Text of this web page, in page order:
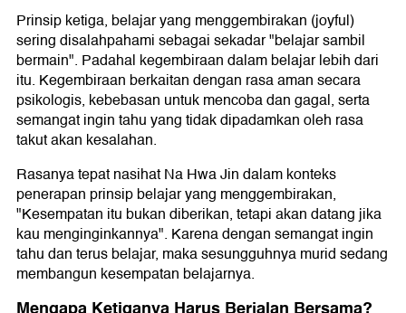
Prinsip ketiga, belajar yang menggembirakan (joyful)
sering disalahpahami sebagai sekadar "belajar sambil
bermain". Padahal kegembiraan dalam belajar lebih dari
itu. Kegembiraan berkaitan dengan rasa aman secara
psikologis, kebebasan untuk mencoba dan gagal, serta
semangat ingin tahu yang tidak dipadamkan oleh rasa
takut akan kesalahan.
Rasanya tepat nasihat Na Hwa Jin dalam konteks
penerapan prinsip belajar yang menggembirakan,
"Kesempatan itu bukan diberikan, tetapi akan datang jika
kau menginginkannya". Karena dengan semangat ingin
tahu dan terus belajar, maka sesungguhnya murid sedang
membangun kesempatan belajarnya.